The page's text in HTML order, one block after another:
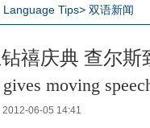
Language Tips> 双语新闻
禧庆典 查尔斯
moving
2012-06-05 14:41